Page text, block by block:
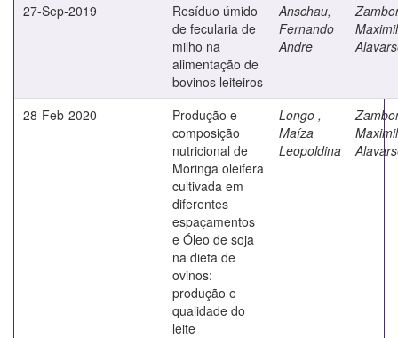
27-Sep-2019
Resíduo úmido
de fecularia de
milho na
alimentação de
bovinos leiteiros
Anschau,
Fernando
Andre
28-Feb-2020
Produção e
composição
nutricional de
Moringa oleifera
cultivada em
diferentes
espaçamentos
e Óleo de soja
na dieta de
ovinos:
produção e
qualidade do
leite
Longo ,
Maíza
Leopoldina